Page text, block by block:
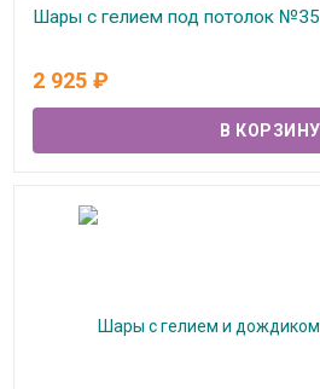
Шары с гелием под потолок №35
2 925 ₽